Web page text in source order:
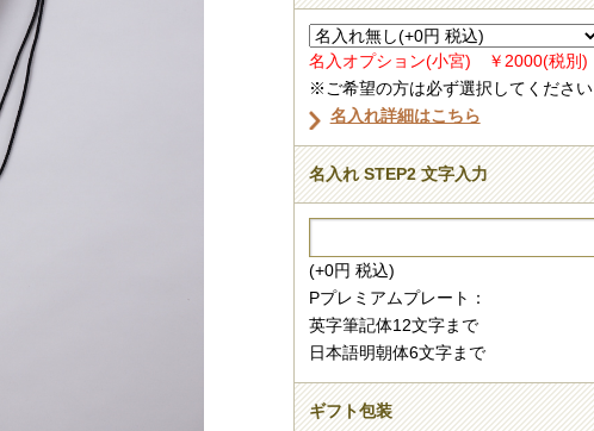
名入オプション(小宮) ￥2000(税別)
※ご希望の方は必ず選択してください
名入れ詳細はこちら
名入れ STEP2 文字入力
(+0円 税込)
Pプレミアムプレート：
英字筆記体12文字まで
日本語明朝体6文字まで
ギフト包装